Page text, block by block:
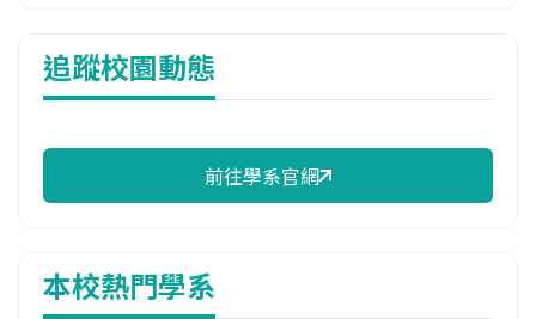
16,310 元/學期
114年註冊率
113學年度上學期
113學年度下學期
1
追蹤校園動態
前往學系官網
本校熱門學系